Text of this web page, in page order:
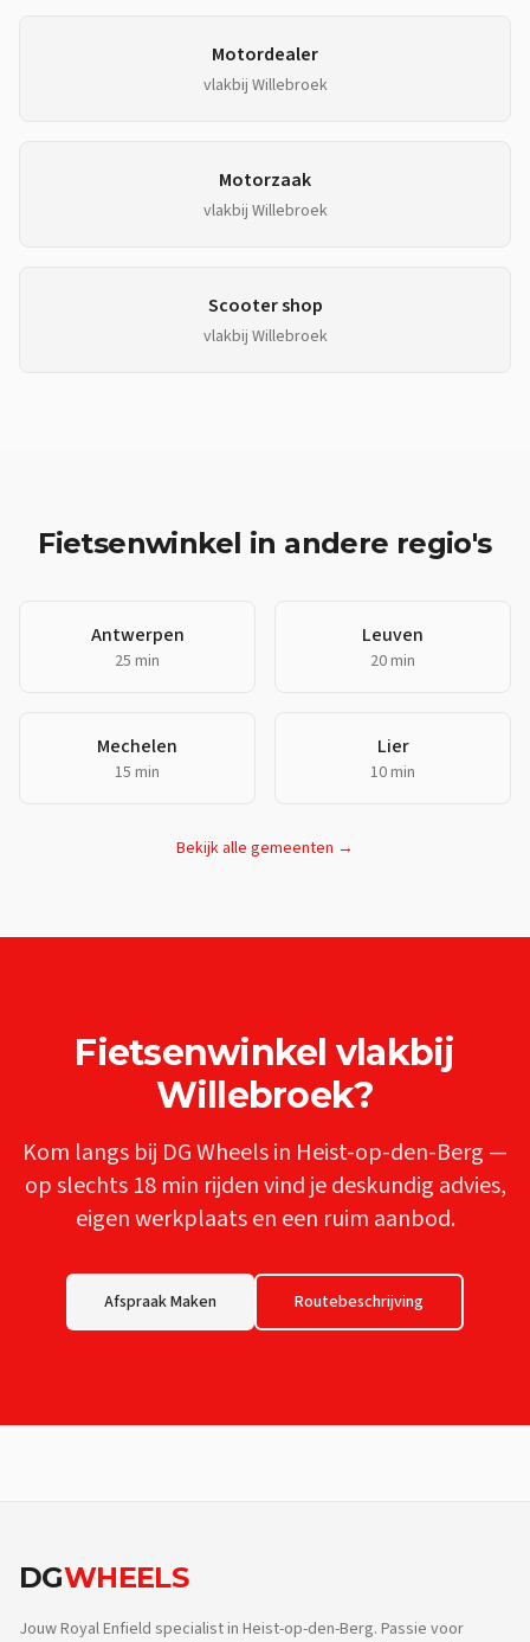
Motordealer
vlakbij Willebroek
Motorzaak
vlakbij Willebroek
Scooter shop
vlakbij Willebroek
Fietsenwinkel in andere regio's
Antwerpen
25 min
Leuven
20 min
Mechelen
15 min
Lier
10 min
Bekijk alle gemeenten →
Fietsenwinkel vlakbij
Willebroek?
Kom langs bij DG Wheels in Heist-op-den-Berg —
op slechts 18 min rijden vind je deskundig advies,
eigen werkplaats en een ruim aanbod.
Afspraak Maken Routebeschrijving
DGWHEELS
Jouw Royal Enfield specialist in Heist-op-den-Berg. Passie voor